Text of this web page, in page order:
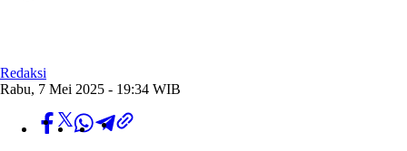
Redaksi
Rabu, 7 Mei 2025 - 19:34 WIB